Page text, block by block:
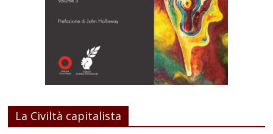
La Civiltà capitalista